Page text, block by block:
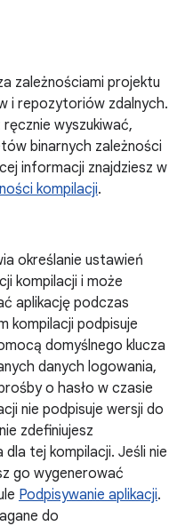
zależnościami projektu
i repozytoriów zdalnych.
wyszukiwać,
binarnych zależności
informacji znajdziesz w
kompilacji.
określanie ustawień
kompilacji i może
aplikację podczas
kompilacji podpisuje
domyślnego klucza
danych logowania,
o hasło w czasie
nie podpisuje wersji do
zdefiniujesz
tej kompilacji. Jeśli nie
go wygenerować
Podpisywanie aplikacji.
do